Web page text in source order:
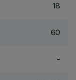
18
60
-